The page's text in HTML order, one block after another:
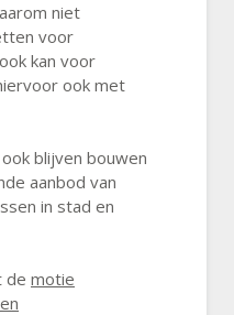
niet
voor
kan voor
ook met
blijven bouwen
aanbod van
in stad en
de motie